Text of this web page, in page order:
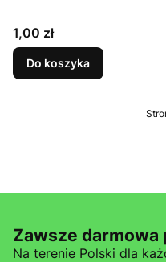
Cena
1,00 zł
Do koszyka
Zawsze darmowa
Na terenie Polski dla